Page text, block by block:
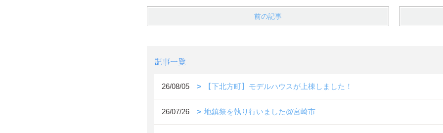
前の記事
記事一覧
26/08/05 【下北方町】モデルハウスが上棟しました！
26/07/26 地鎮祭を執り行いました@宮崎市